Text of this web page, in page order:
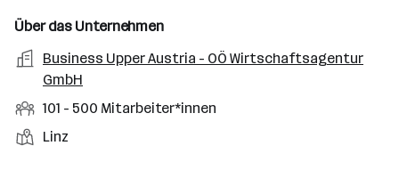
s
r
n
e
e
e
s
m
o
e
l
t
o
u
s
e
d
f
n
S
t
Über das Unternehmen
A
b
i
Business Upper Austria - OÖ Wirtschaftsagentur
GmbH
M
i
t
101 - 500 Mitarbeiter*innen
S
Linz